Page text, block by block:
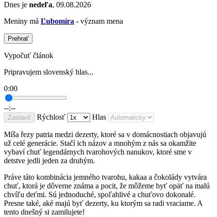
Dnes je nedeľa, 09.08.2026
Meniny má Ľubomíra - význam mena
Prehrať
Vypočuť článok
Pripravujem slovenský hlas...
0:00
--:--
Zastaviť Rýchlosť Hlas
Míša řezy patria medzi dezerty, ktoré sa v domácnostiach objavujú
už celé generácie. Stačí ich názov a mnohým z nás sa okamžite
vybaví chuť legendárnych tvarohových nanukov, ktoré sme v
detstve jedli jeden za druhým.
Práve táto kombinácia jemného tvarohu, kakaa a čokolády vytvára
chuť, ktorá je dôverne známa a pocit, že môžeme byť opäť na malú
chvíľu deťmi. Sú jednoduché, spoľahlivé a chuťovo dokonalé.
Presne také, aké majú byť dezerty, ku ktorým sa radi vraciame. A
tento dnešný si zamilujete!